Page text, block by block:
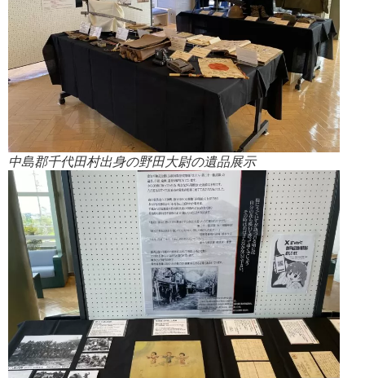
中島郡千代田村出身の野田大尉の遺品展示